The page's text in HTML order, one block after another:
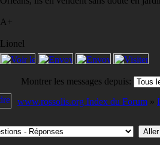
A+
Lionel
Montrer les messages depuis:
www.rossolis.org Index du Forum »